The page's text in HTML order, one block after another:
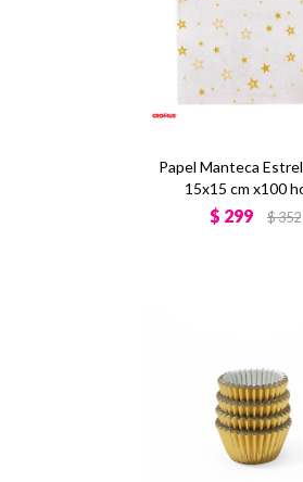
Papel Manteca
15x15 cm x100
$ 299 $352